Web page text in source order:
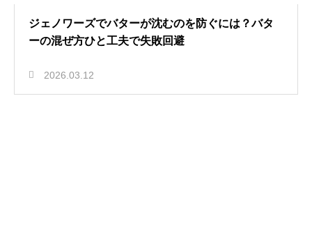
ジェノワーズでバターが沈むのを防ぐには？バタ
ーの混ぜ方ひと工夫で失敗回避
2026.03.12